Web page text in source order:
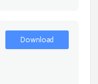
Download